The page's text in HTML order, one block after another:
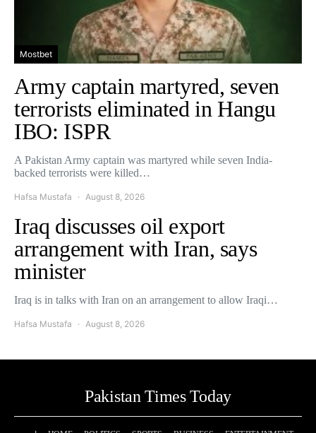
Mostbet
Army captain martyred, seven
terrorists eliminated in Hangu
IBO: ISPR
A Pakistan Army captain was martyred while seven India-
backed terrorists were killed…
Hafsa Mustafa August 8, 2026
Iraq discusses oil export
arrangement with Iran, says
minister
Iraq is in talks with Iran on an arrangement to allow Iraqi…
Hafsa Mustafa August 8, 2026
Pakistan Times Today